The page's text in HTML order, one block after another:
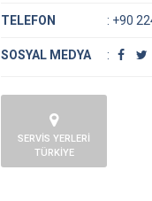
TELEFON : +90
SOSYAL MEDYA :
SERVİS YERLERİ
TÜRKİYE